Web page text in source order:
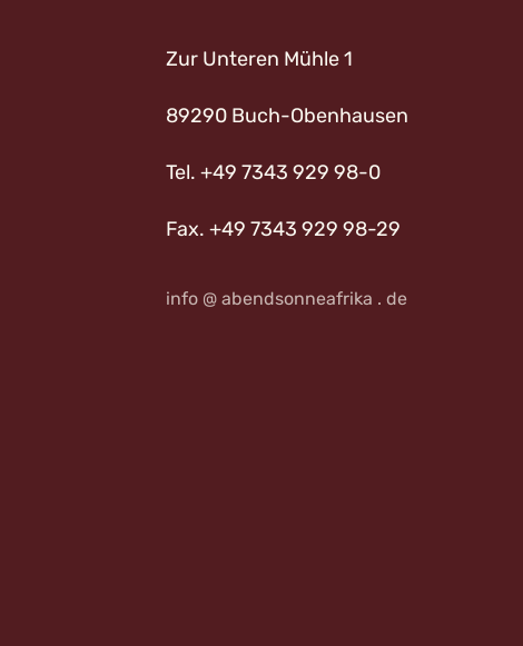
Zur Unteren Mühle 1
89290 Buch-Obenhausen
Tel. +49 7343 929 98-0
Fax. +49 7343 929 98-29
info @ abendsonneafrika . de